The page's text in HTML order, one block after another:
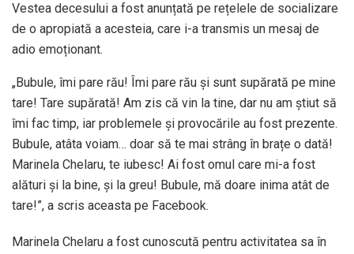
Vestea decesului a fost anunțată pe rețelele de socializare
de o apropiată a acesteia, care i-a transmis un mesaj de
adio emoționant.
„Bubule, îmi pare rău! Îmi pare rău și sunt supărată pe mine
tare! Tare supărată! Am zis că vin la tine, dar nu am știut să
îmi fac timp, iar problemele și provocările au fost prezente.
Bubule, atâta voiam… doar să te mai strâng în brațe o dată!
Marinela Chelaru, te iubesc! Ai fost omul care mi-a fost
alături și la bine, și la greu! Bubule, mă doare inima atât de
tare!”, a scris aceasta pe Facebook.
Marinela Chelaru a fost cunoscută pentru activitatea sa în